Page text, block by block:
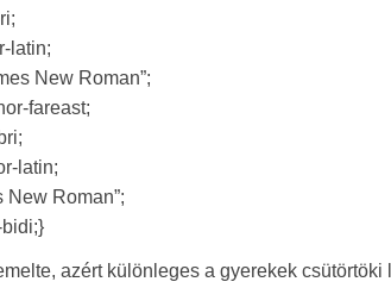
latin;
New Roman”;
fareast;
latin;
New Roman”;
azért különleges a gyerekek